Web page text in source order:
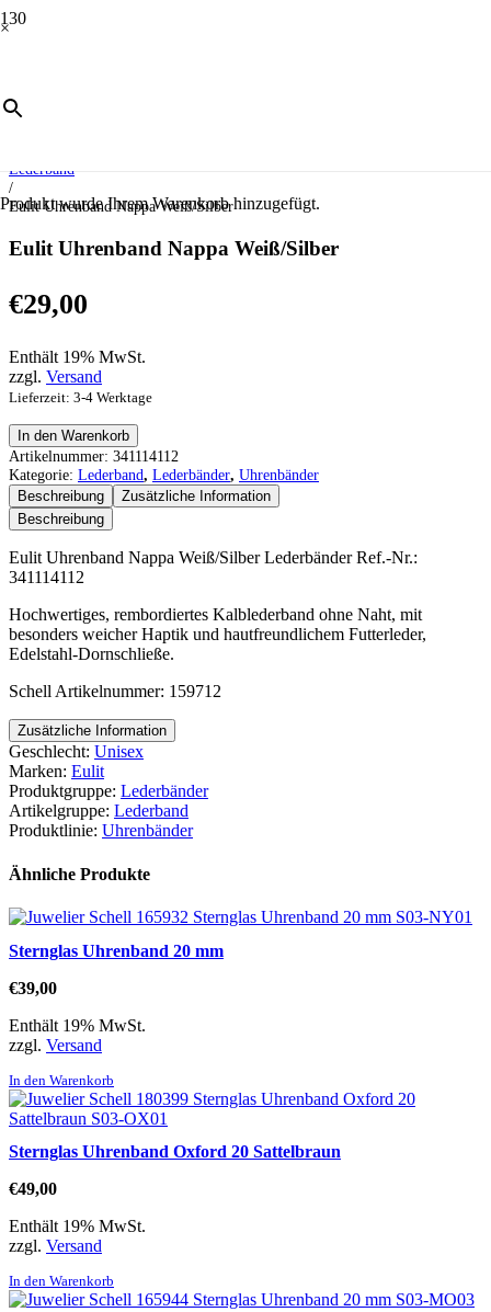
×
Produktwurde Ihrem Warenkorb hinzugefügt.
/
Lederband
/
Eulit Uhrenband Nappa Weiß/Silber
Eulit Uhrenband Nappa Weiß/Silber
€29,00
Enthält 19% MwSt.
zzgl. Versand
Lieferzeit: 3-4 Werktage
Eulit
Uhrenband
Nappa
Weiß/Silber
Menge
In den Warenkorb
Artikelnummer: 341114112
Kategorie: Lederband, Lederbänder, Uhrenbänder
Beschreibung
Zusätzliche Information
Beschreibung
Eulit Uhrenband Nappa Weiß/Silber Lederbänder Ref.-Nr.:
341114112
Hochwertiges, rembordiertes Kalblederband ohne Naht, mit
besonders weicher Haptik und hautfreundlichem Futterleder,
Edelstahl-Dornschließe.
Schell Artikelnummer: 159712
Zusätzliche Information
Geschlecht: Unisex
Marken: Eulit
Produktgruppe: Lederbänder
Artikelgruppe: Lederband
Produktlinie: Uhrenbänder
Ähnliche Produkte
Sternglas Uhrenband 20 mm
€39,00
Enthält 19% MwSt.
zzgl. Versand
In den Warenkorb
Sternglas Uhrenband Oxford 20 Sattelbraun
€49,00
Enthält 19% MwSt.
zzgl. Versand
In den Warenkorb